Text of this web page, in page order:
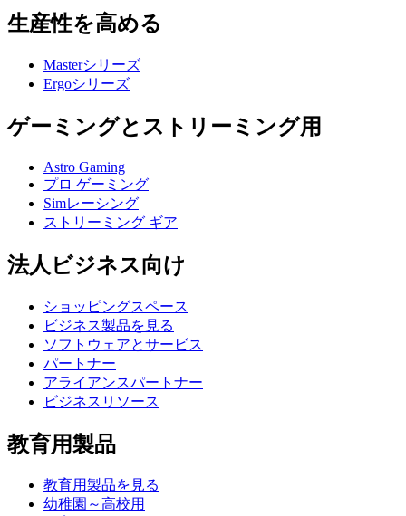
生産性を高める
Masterシリーズ
Ergoシリーズ
ゲーミングとストリーミング用
Astro Gaming
プロ ゲーミング
Simレーシング
ストリーミング ギア
法人ビジネス向け
ショッピングスペース
ビジネス製品を見る
ソフトウェアとサービス
パートナー
アライアンスパートナー
ビジネスリソース
教育用製品
教育用製品を見る
幼稚園～高校用